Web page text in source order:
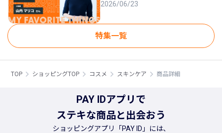
2026/06/23
特集一覧
TOP ショッピングTOP コスメ スキンケア 商品詳細
PAY IDアプリで
ステキな商品と出会おう
ショッピングアプリ「PAY ID」には、